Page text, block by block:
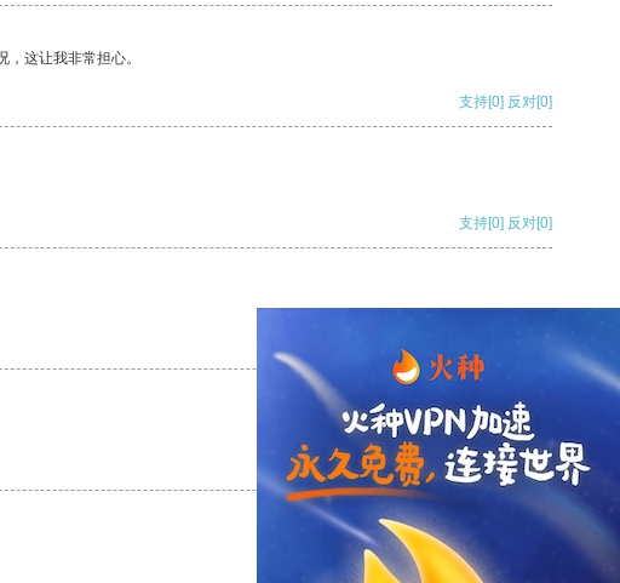
这让我非常担心。
支持[0] 反对[0]
支持[0] 反对[0]
支持 [0] 反对[0]